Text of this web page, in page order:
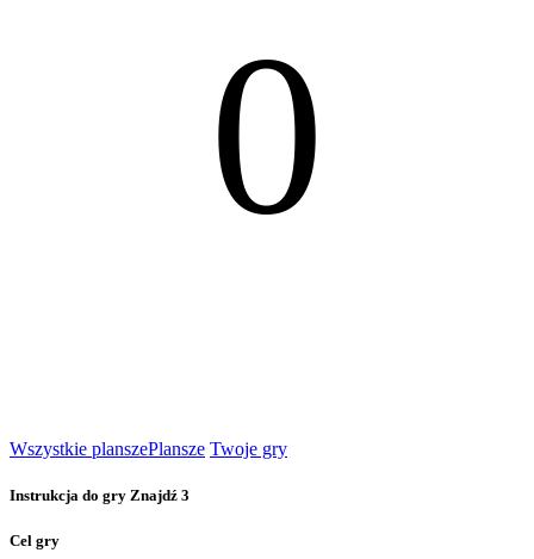
0
Wszystkie planszePlansze Twoje gry
Instrukcja do gry Znajdź 3
Cel gry